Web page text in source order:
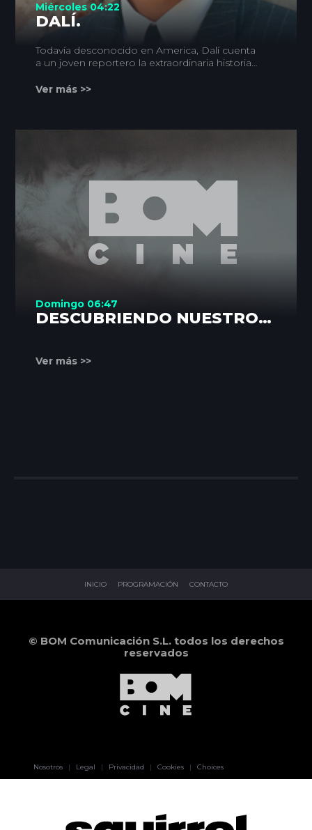
Miércoles 04:22
DALÍ.
Todavía desconocido en America, Dalí cuenta
a un joven reportero la extraordinaria historia
Ver más >>
Domingo 06:47
DESCUBRIENDO NUESTROS
Ver más >>
INICIO PROGRAMACIÓN CONTACTO
© BOM Comunicación S.L. todos los derechos
reservados
Nosotros | Legal | Privacidad | Cookies | Choices